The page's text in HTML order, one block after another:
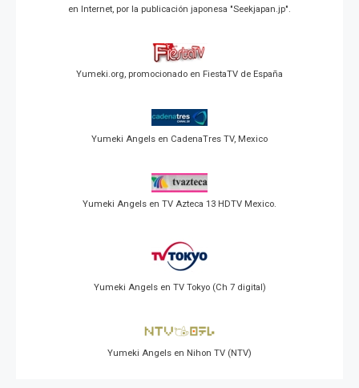
en Internet, por la publicación japonesa "Seekjapan.jp".
Yumeki.org, promocionado en FiestaTV de España
Yumeki Angels en CadenaTres TV, Mexico
Yumeki Angels en TV Azteca 13 HDTV Mexico.
Yumeki Angels en TV Tokyo (Ch 7 digital)
Yumeki Angels en Nihon TV (NTV)